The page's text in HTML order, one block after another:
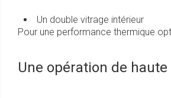
Un double vitrage intérieur
Pour une performance thermique
Une opération de